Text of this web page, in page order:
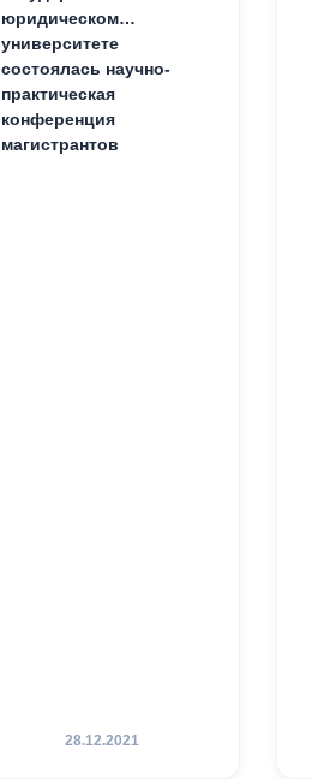
юридическом
университете
состоялась научно-
практическая
конференция
магистрантов
28.12.2021